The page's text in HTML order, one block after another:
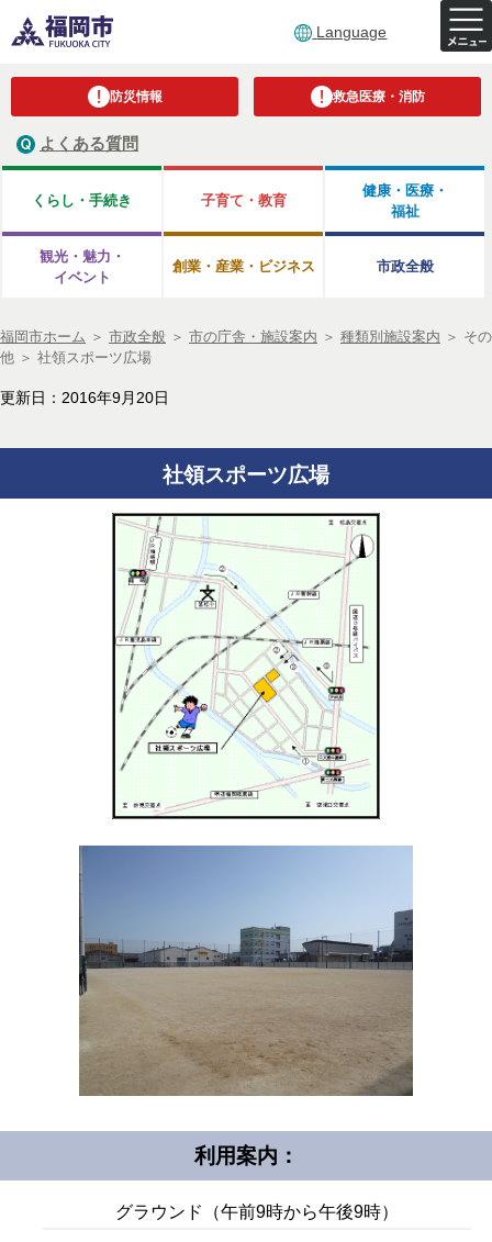
Language
防災情報 救急医療・消防
よくある質問
くらし・手続き 子育て・教育
健康・医療・
福祉
観光・魅力・
イベント
創業・産業・ビジネス 市政全般
福岡市ホーム ＞ 市政全般 ＞ 市の庁舎・施設案内 ＞ 種類別施設案内 ＞ その
他 ＞ 社領スポーツ広場
更新日：2016年9月20日
社領スポーツ広場
利用案内：
グラウンド（午前9時から午後9時）